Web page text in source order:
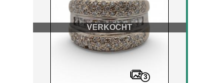
VERKOCHT
3